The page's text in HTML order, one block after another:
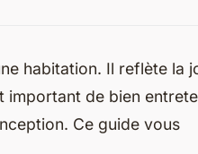
habitation. Il reflète la
important de bien
Ce guide vous